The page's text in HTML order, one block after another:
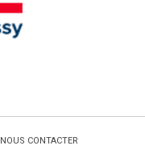
NOUS CONTACTER